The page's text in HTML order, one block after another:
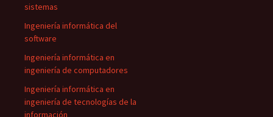
sistemas
Ingeniería informática del
software
Ingeniería informática en
ingeniería de computadores
Ingeniería informática en
ingeniería de tecnologías de la
información